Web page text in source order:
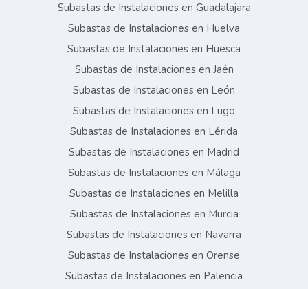
Subastas de Instalaciones en Guadalajara
Subastas de Instalaciones en Huelva
Subastas de Instalaciones en Huesca
Subastas de Instalaciones en Jaén
Subastas de Instalaciones en León
Subastas de Instalaciones en Lugo
Subastas de Instalaciones en Lérida
Subastas de Instalaciones en Madrid
Subastas de Instalaciones en Málaga
Subastas de Instalaciones en Melilla
Subastas de Instalaciones en Murcia
Subastas de Instalaciones en Navarra
Subastas de Instalaciones en Orense
Subastas de Instalaciones en Palencia